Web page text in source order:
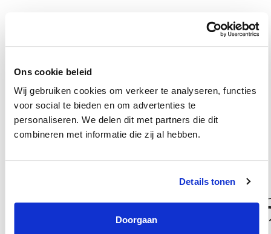
Ons cookie beleid
Wij gebruiken cookies om verkeer te analyseren, functies
voor social te bieden en om advertenties te
personaliseren. We delen dit met partners die dit
combineren met informatie die zij al hebben.
Details tonen
Doorgaan
Groeipad
Als het om de ontwikkeling van jouw talenten gaat, heb je zelf het
roer in handen. Iedere medewerker bij de AFM is uniek en daarom
werkt alleen een individuele aanpak. Je manager denkt met je mee